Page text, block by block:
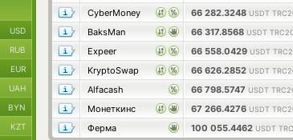
CyberMoney
66 282.3248 USDT
BaksMan
66 317.8568 USDT TRC20
Expeer
66 558.0429 USDT
KryptoSwap
66 626.2852 USDT
Alfacash
66 798.5747 USDT
Монеткинс
67 266.4276 USDT
Ферма
100 055.4462 USDT
USD
RUB
EUR
UAH
BYN
KZT